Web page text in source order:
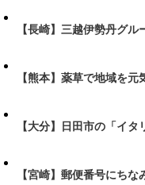
【長崎】三越伊勢丹グ
【熊本】薬草で地域を
【大分】日田市の「イ
【宮崎】郵便番号にち